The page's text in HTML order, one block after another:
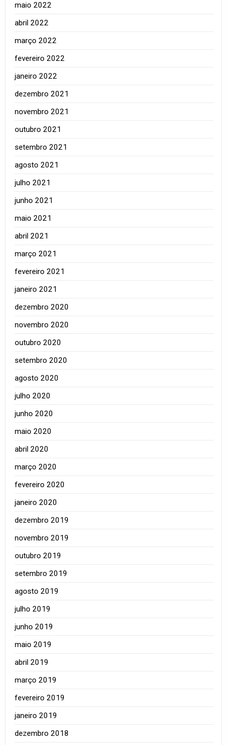
maio 2022
abril 2022
março 2022
fevereiro 2022
janeiro 2022
dezembro 2021
novembro 2021
outubro 2021
setembro 2021
agosto 2021
julho 2021
junho 2021
maio 2021
abril 2021
março 2021
fevereiro 2021
janeiro 2021
dezembro 2020
novembro 2020
outubro 2020
setembro 2020
agosto 2020
julho 2020
junho 2020
maio 2020
abril 2020
março 2020
fevereiro 2020
janeiro 2020
dezembro 2019
novembro 2019
outubro 2019
setembro 2019
agosto 2019
julho 2019
junho 2019
maio 2019
abril 2019
março 2019
fevereiro 2019
janeiro 2019
dezembro 2018